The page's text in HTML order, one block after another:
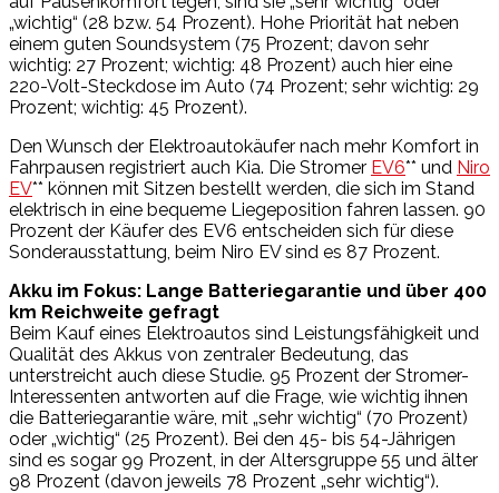
„wichtig“ (28 bzw. 54 Prozent). Hohe Priorität hat neben
einem guten Soundsystem (75 Prozent; davon sehr
wichtig: 27 Prozent; wichtig: 48 Prozent) auch hier eine
220-Volt-Steckdose im Auto (74 Prozent; sehr wichtig: 29
Prozent; wichtig: 45 Prozent).
Den Wunsch der Elektroautokäufer nach mehr Komfort in
Fahrpausen registriert auch Kia. Die Stromer EV6** und Niro
EV** können mit Sitzen bestellt werden, die sich im Stand
elektrisch in eine bequeme Liegeposition fahren lassen. 90
Prozent der Käufer des EV6 entscheiden sich für diese
Sonderausstattung, beim Niro EV sind es 87 Prozent.
Akku im Fokus: Lange Batteriegarantie und über 400
km Reichweite gefragt
Beim Kauf eines Elektroautos sind Leistungsfähigkeit und
Qualität des Akkus von zentraler Bedeutung, das
unterstreicht auch diese Studie. 95 Prozent der Stromer-
Interessenten antworten auf die Frage, wie wichtig ihnen
die Batteriegarantie wäre, mit „sehr wichtig“ (70 Prozent)
oder „wichtig“ (25 Prozent). Bei den 45- bis 54-Jährigen
sind es sogar 99 Prozent, in der Altersgruppe 55 und älter
98 Prozent (davon jeweils 78 Prozent „sehr wichtig“).